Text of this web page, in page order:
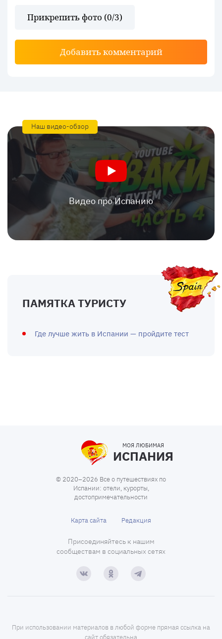
Прикрепить фото (0/3)
Добавить комментарий
Наш видео-обзор
Видео про Испанию
ПАМЯТКА ТУРИСТУ
Где лучше жить в Испании — пройдите тест
МОЯ ЛЮБИМАЯ
ИСПАНИЯ
© 2020–2026 Все о путешествиях по
Испании: отели, курорты,
достопримечательности
Карта сайта Редакция
Присоединяйтесь к нашим
сообществам в социальных сетях
При использовании материалов в любой форме прямая ссылка на